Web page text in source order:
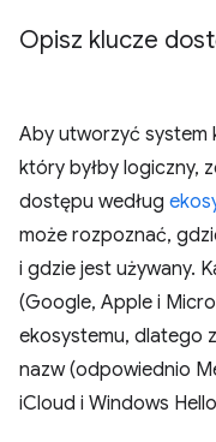
Opisz klucze
Aby utworzyć system
który byłby logiczny,
dostępu według
może rozpoznać,
i gdzie jest używany.
(Google, Apple i
ekosystemu, dlatego
nazw (odpowiednio
iCloud i Windows